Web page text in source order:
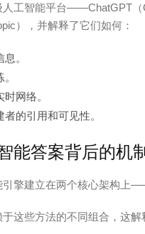
人工智能平台——ChatGPT（
），并解释了它们如何：
。
网络。
的引用和可见性。
能答案背后的机制
擎建立在两个核心架构上
这些方法的不同组合，这